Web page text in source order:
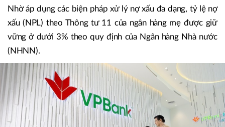
Nhờ áp dụng các biện pháp xử lý nợ xấu đa dạng, tỷ lệ nợ
xấu (NPL) theo Thông tư 11 của ngân hàng mẹ được giữ
vững ở dưới 3% theo quy định của Ngân hàng Nhà nước
(NHNN).